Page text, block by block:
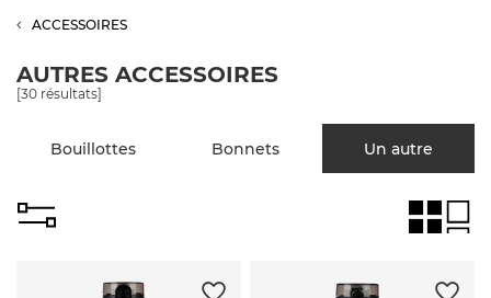
ACCESSOIRES
AUTRES ACCESSOIRES
[30 résultats]
Bouillottes Bonnets Un autre